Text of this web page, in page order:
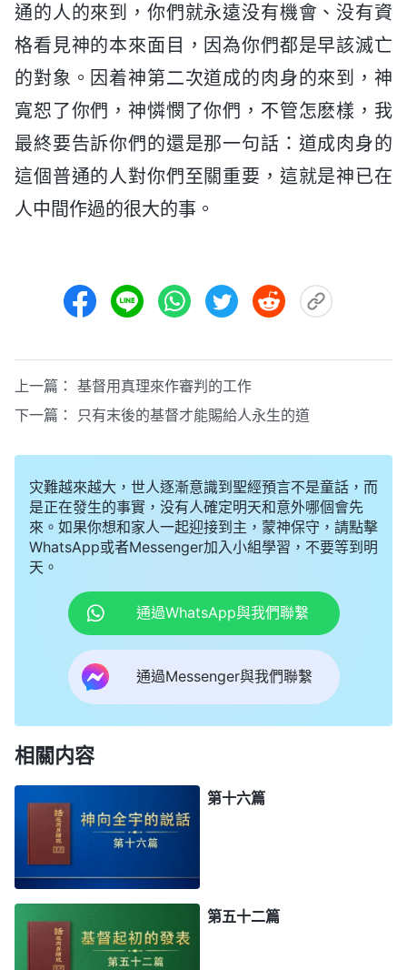
通的人的來到，你們就永遠没有機會、没有資
格看見神的本來面目，因為你們都是早該滅亡
的對象。因着神第二次道成的肉身的來到，神
寬恕了你們，神憐憫了你們，不管怎麽樣，我
最終要告訴你們的還是那一句話：道成肉身的
這個普通的人對你們至關重要，這就是神已在
人中間作過的很大的事。
上一篇： 基督用真理來作審判的工作
下一篇： 只有末後的基督才能賜給人永生的道
灾難越來越大，世人逐漸意識到聖經預言不是童話，而
是正在發生的事實，没有人確定明天和意外哪個會先
來。如果你想和家人一起迎接到主，蒙神保守，請點擊
WhatsApp或者Messenger加入小組學習，不要等到明
天。
通過WhatsApp與我們聯繫
通過Messenger與我們聯繫
相關内容
第十六篇
第五十二篇